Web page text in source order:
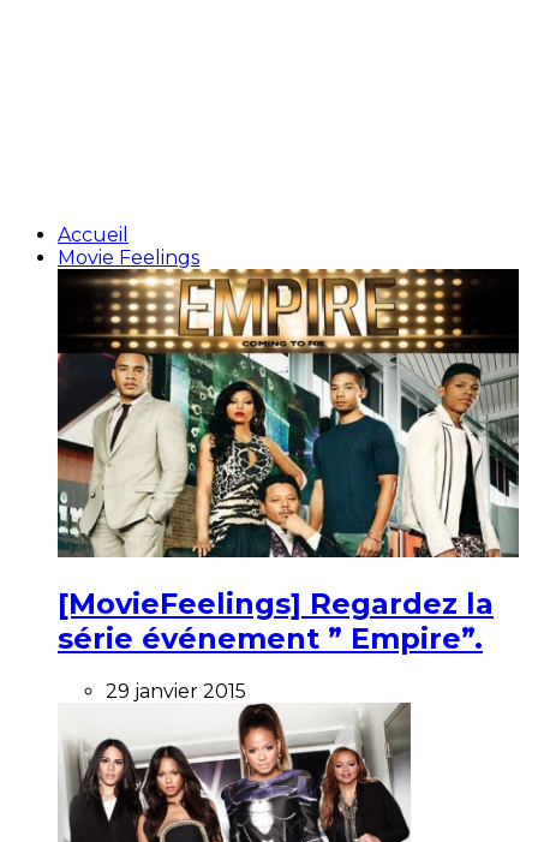
Accueil
Movie Feelings
[MovieFeelings] Regardez la
série événement ” Empire”.
29 janvier 2015